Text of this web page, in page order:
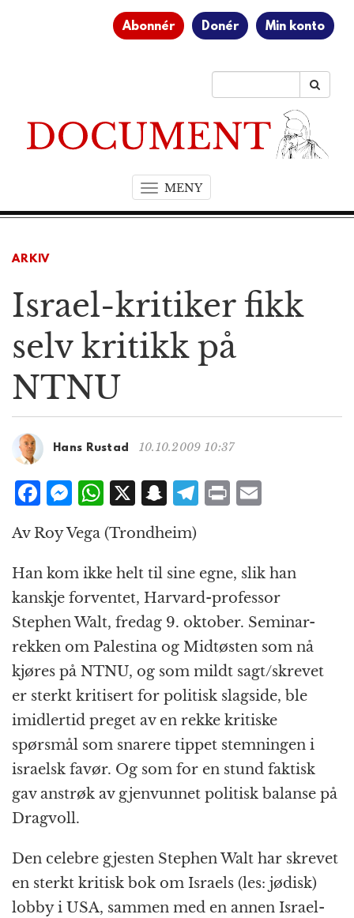
Abonnér Donér Min konto
MENYT
o
a
i
g
i
n
ARKIV
Israel-kritiker fikk
selv kritikk på
NTNU
Hans Rustad 10.10.2009 10:37
F
c
e
b
o
o
k
M
ss
e
n
g
e
r
W
h
at
s
A
p
p
X S
n
a
p
c
h
at
T
g
r
a
m
P
t
l
Av Roy Vega (Trondheim)
Han kom ikke helt til sine egne, slik han
kanskje forventet, Harvard-professor
Stephen Walt, fredag 9. oktober. Seminar-
rekken om Palestina og Midtøsten som nå
kjøres på NTNU, og som mildt sagt/skrevet
er sterkt kritisert for politisk slagside, ble
imidlertid preget av en rekke kritiske
spørsmål som snarere tippet stemningen i
israelsk favør. Og som for en stund faktisk
gav anstrøk av gjenvunnet politisk balanse på
Dragvoll.
Den celebre gjesten Stephen Walt har skrevet
en sterkt kritisk bok om Israels (les: jødisk)
lobby i USA, sammen med en annen Israel-